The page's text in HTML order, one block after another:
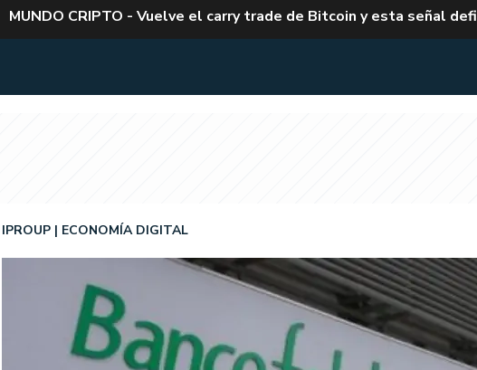
MUNDO CRIPTO - Vuelve el carry trade de Bitcoin y esta señal
IPROUP ECONOMÍA DIGITAL